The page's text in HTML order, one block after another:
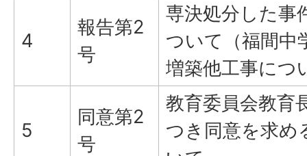
4
報告第2
号
専決処分した事
ついて（福間中
増築他工事につ
5
同意第2
号
教育委員会教育
つき同意を求め